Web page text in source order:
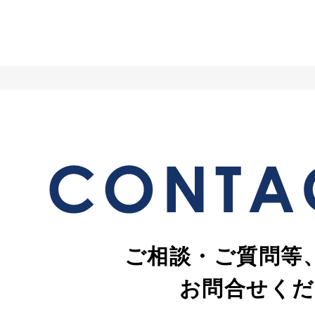
ご相談・ご質問等
お問合せく